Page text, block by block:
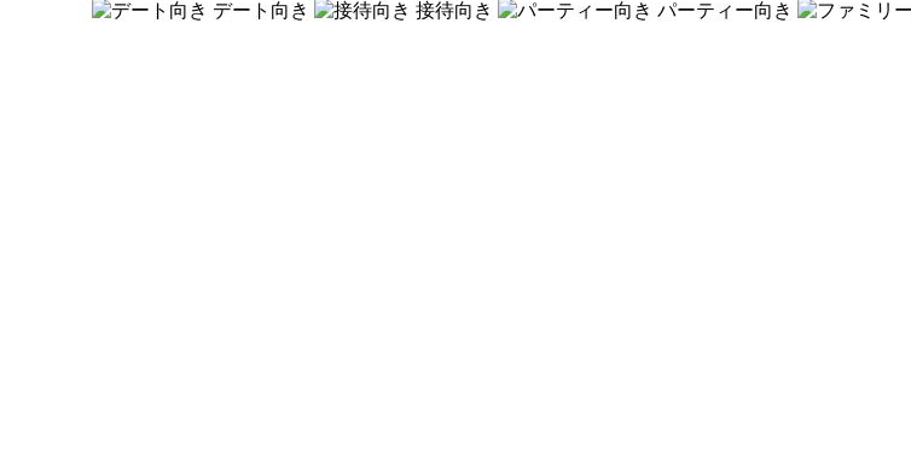
デート向き 接待向き パーティー向き